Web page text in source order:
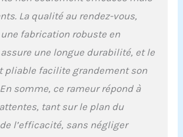
étant un appareil très
structure rigide en acier
avec poutre en
parfaite fluidité du siège
(siège monté sur
rameur est garanti cinq
ans sur le châssis et
La qualité au rendez-vous,
fabrication robuste en
une longue durabilité, et le
pliable facilite grandement son
somme, ce rameur répond à
tant sur le plan du
l’efficacité, sans négliger